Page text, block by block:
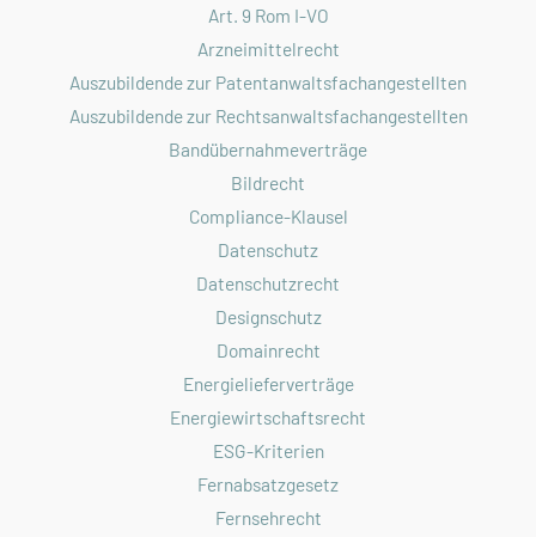
Art. 9 Rom I-VO
Arzneimittelrecht
Auszubildende zur Patentanwaltsfachangestellten
Auszubildende zur Rechtsanwaltsfachangestellten
Bandübernahmeverträge
Bildrecht
Compliance-Klausel
Datenschutz
Datenschutzrecht
Designschutz
Domainrecht
Energielieferverträge
Energiewirtschaftsrecht
ESG-Kriterien
Fernabsatzgesetz
Fernsehrecht